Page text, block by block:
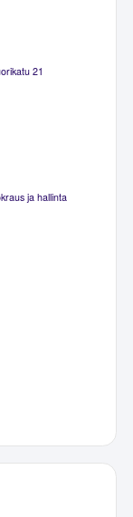
21
ja hallinta